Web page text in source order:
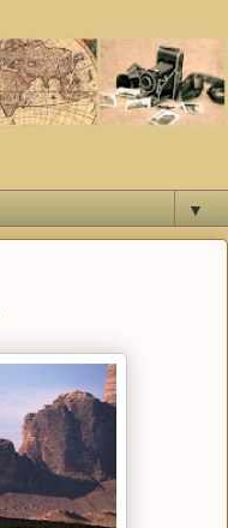
▼